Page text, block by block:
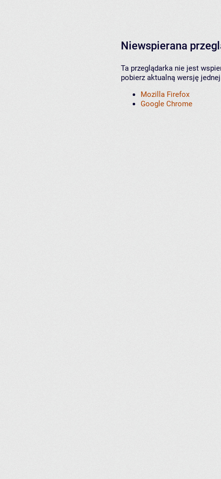
Niewspierana
Ta przeglądarka nie jest
pobierz aktualną wersję
Mozilla Firefox
Google Chrome